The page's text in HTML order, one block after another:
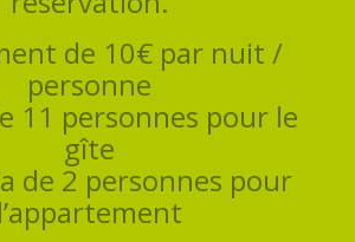
de 10€ par nuit /
personne
11 personnes pour le
gîte
de 2 personnes pour
l’appartement